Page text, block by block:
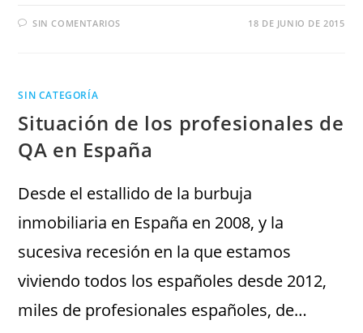
SIN COMENTARIOS 18 DE JUNIO DE 2015
SIN CATEGORÍA
Situación de los profesionales de
QA en España
Desde el estallido de la burbuja
inmobiliaria en España en 2008, y la
sucesiva recesión en la que estamos
viviendo todos los españoles desde 2012,
miles de profesionales españoles, de…